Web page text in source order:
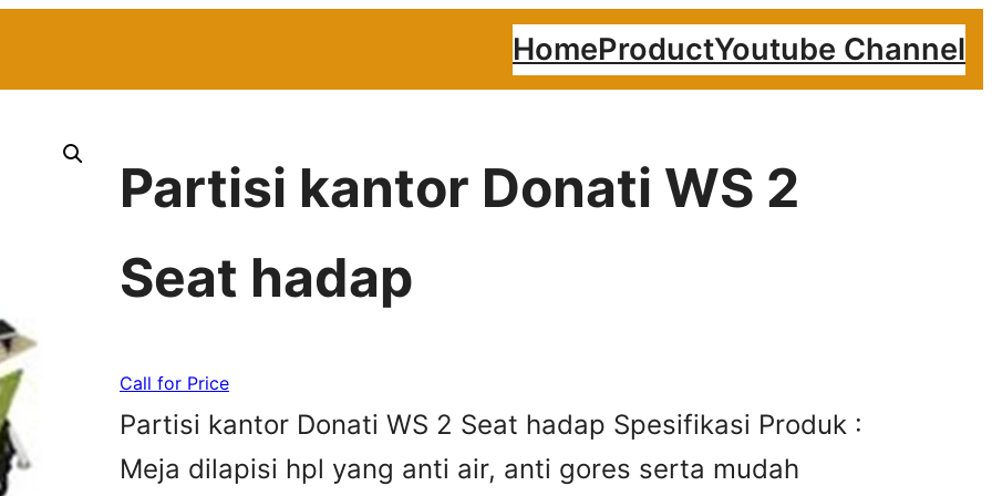
HomeProductYoutube Channel
Partisi kantor Donati WS 2
Seat hadap
Call for Price
Partisi kantor Donati WS 2 Seat hadap Spesifikasi Produk :
Meja dilapisi hpl yang anti air, anti gores serta mudah